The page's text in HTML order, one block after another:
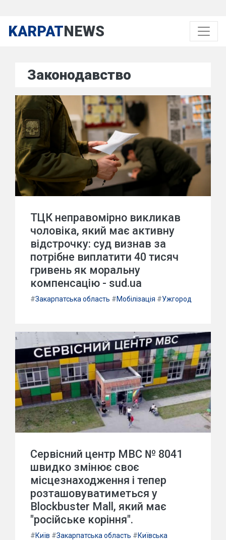
KARPATNEWS
Законодавство
ТЦК неправомірно викликав
чоловіка, який має активну
відстрочку: суд визнав за
потрібне виплатити 40 тисяч
гривень як моральну
компенсацію - sud.ua
#Закарпатська область #Мобілізація #Ужгород
Сервісний центр МВС № 8041
швидко змінює своє
місцезнаходження і тепер
розташовуватиметься у
Blockbuster Mall, який має
"російське коріння".
#Київ #Закарпатська область #Київська